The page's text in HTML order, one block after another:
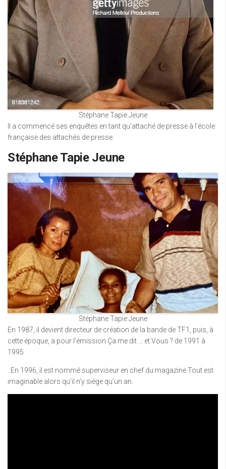
Stéphane Tapie Jeune
Il a commencé ses enquêtes en tant qu’attaché de presse à l’école
française des attachés de presse.
Stéphane Tapie Jeune
Stéphane Tapie Jeune
En 1987, il devient directeur de création de la bande de TF1, puis, à
cette époque, a pour l’émission Ça me dit … et Vous ? de 1991 à
1995
. En 1996, il est nommé superviseur en chef du magazine Tout est
imaginable alors qu’il n’y siège qu’un an.